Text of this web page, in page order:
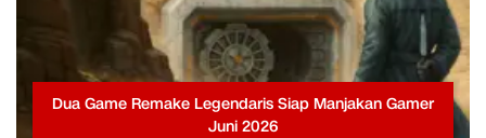
Dua Game Remake Legendaris Siap Manjakan Gamer
Juni 2026